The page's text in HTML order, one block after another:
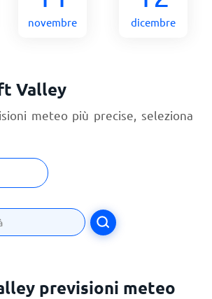
novembre dicembre
Valley
meteo più precise, seleziona
previsioni meteo